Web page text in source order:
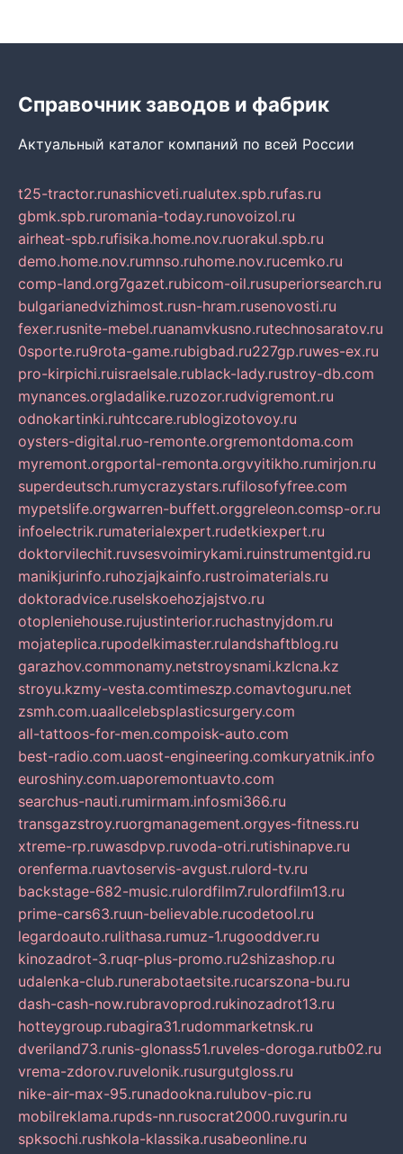
Справочник заводов и фабрик
Актуальный каталог компаний по всей России
t25-tractor.runashicveti.rualutex.spb.rufas.ru
gbmk.spb.ruromania-today.runovoizol.ru
airheat-spb.rufisika.home.nov.ruorakul.spb.ru
demo.home.nov.rumnso.ruhome.nov.rucemko.ru
comp-land.org7gazet.rubicom-oil.rusuperiorsearch.ru
bulgarianedvizhimost.rusn-hram.rusenovosti.ru
fexer.rusnite-mebel.ruanamvkusno.rutechnosaratov.ru
0sporte.ru9rota-game.rubigbad.ru227gp.ruwes-ex.ru
pro-kirpichi.ruisraelsale.rublack-lady.rustroy-db.com
mynances.orgladalike.ruzozor.rudvigremont.ru
odnokartinki.ruhtccare.rublogizotovoy.ru
oysters-digital.ruo-remonte.orgremontdoma.com
myremont.orgportal-remonta.orgvyitikho.rumirjon.ru
superdeutsch.rumycrazystars.rufilosofyfree.com
mypetslife.orgwarren-buffett.orggreleon.comsp-or.ru
infoelectrik.rumaterialexpert.rudetkiexpert.ru
doktorvilechit.ruvsesvoimirykami.ruinstrumentgid.ru
manikjurinfo.ruhozjajkainfo.rustroimaterials.ru
doktoradvice.ruselskoehozjajstvo.ru
otopleniehouse.rujustinterior.ruchastnyjdom.ru
mojateplica.rupodelkimaster.rulandshaftblog.ru
garazhov.commonamy.netstroysnami.kzlcna.kz
stroyu.kzmy-vesta.comtimeszp.comavtoguru.net
zsmh.com.uaallcelebsplasticsurgery.com
all-tattoos-for-men.compoisk-auto.com
best-radio.com.uaost-engineering.comkuryatnik.info
euroshiny.com.uaporemontuavto.com
searchus-nauti.rumirmam.infosmi366.ru
transgazstroy.ruorgmanagement.orgyes-fitness.ru
xtreme-rp.ruwasdpvp.ruvoda-otri.rutishinapve.ru
orenferma.ruavtoservis-avgust.rulord-tv.ru
backstage-682-music.rulordfilm7.rulordfilm13.ru
prime-cars63.ruun-believable.rucodetool.ru
legardoauto.rulithasa.rumuz-1.rugooddver.ru
kinozadrot-3.ruqr-plus-promo.ru2shizashop.ru
udalenka-club.runerabotaetsite.rucarszona-bu.ru
dash-cash-now.rubravoprod.rukinozadrot13.ru
hotteygroup.rubagira31.rudommarketnsk.ru
dveriland73.runis-glonass51.ruveles-doroga.rutb02.ru
vrema-zdorov.ruvelonik.rusurgutgloss.ru
nike-air-max-95.runadookna.rulubov-pic.ru
mobilreklama.rupds-nn.rusocrat2000.ruvgurin.ru
spksochi.rushkola-klassika.rusabeonline.ru